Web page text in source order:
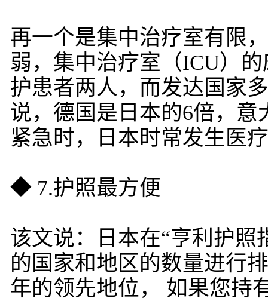
再一个是集中治疗室有限
弱，集中治疗室（ICU）
护患者两人，而发达国家
说，德国是日本的6倍，
紧急时，日本时常发生医
◆ 7.护照最方便
该文说：日本在“亨利护照
的国家和地区的数量进行
年的领先地位， 如果您持